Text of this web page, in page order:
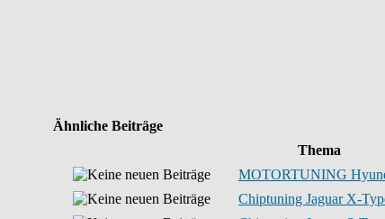
Ähnliche Beiträge
Thema
MOTORTUNING
Chiptuning Jaguar X-